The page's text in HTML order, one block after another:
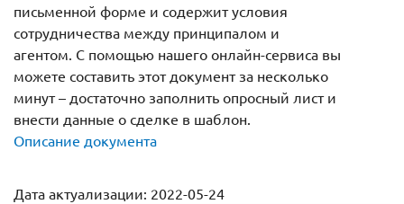
письменной форме и содержит условия
сотрудничества между принципалом и
агентом. С помощью нашего онлайн-сервиса вы
можете составить этот документ за несколько
минут – достаточно заполнить опросный лист и
внести данные о сделке в шаблон.
Описание документа
Дата актуализации: 2022-05-24